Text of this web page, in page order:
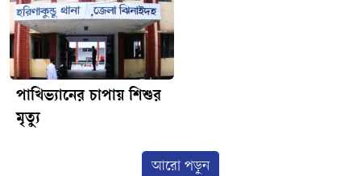
পাখিভ্যানের চাপায় শিশুর
মৃত্যু
আরো পড়ুন